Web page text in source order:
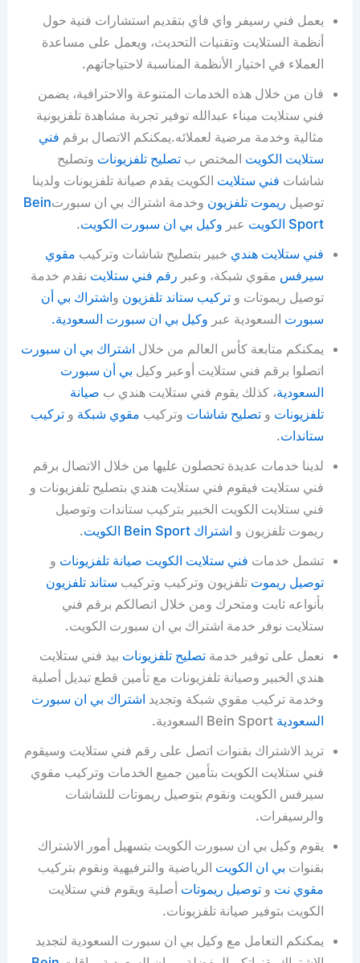
يعمل فني رسيفر واي فاي بتقديم استشارات فنية حول
أنظمة الستلايت وتقنيات التحديث، ويعمل على مساعدة
العملاء في اختيار الأنظمة المناسبة لاحتياجاتهم.
فان من خلال هذه الخدمات المتنوعة والاحترافية، يضمن
فني ستلايت ميناء عبدالله توفير تجربة مشاهدة تلفزيونية
مثالية وخدمة مرضية لعملائه.يمكنكم الاتصال برقم فني
ستلايت الكويت المختص بتصليح تلفزيونات وتصليح
شاشات فني ستلايت الكويت يقدم صيانة تلفزيونات ولدينا
توصيل ريموت تلفزيون وخدمة اشتراك بي ان سبورتBein
Sport الكويت
عبر وكيل بي ان سبورت الكويت.
فني ستلايت هندي خبير بتصليح شاشات وتركيب مقوي
سيرفس مقوي شبكة، وعبر رقم فني ستلايت نقدم خدمة
توصيل ريموتات وتركيب ستاند تلفزيون واشتراك بي أن
سبورت السعودية عبر وكيل بي ان سبورت السعودية.
يمكنكم متابعة كأس العالم من خلال اشتراك بي ان سبورت
اتصلوا برقم فني ستلايت أوعبر وكيل بي أن سبورت
السعودية، كذلك يقوم فني ستلايت هندي ب صيانة
تلفزيونات وتصليح شاشات وتركيب مقوي شبكة وتركيب
ستاندات.
لدينا خدمات عديدة تحصلون عليها من خلال الاتصال برقم
فني ستلايت فيقوم فني ستلايت هندي بتصليح تلفزيونات و
فني ستلايت الكويت الخبير بتركيب ستاندات وتوصيل
ريموت تلفزيون و اشتراك Bein Sport الكويت
.
تشمل خدمات فني ستلايت الكويت صيانة تلفزيونات و
توصيل ريموت تلفزيون وتركيب وتركيب ستاند تلفزيون
بأنواعه ثابت ومتحرك ومن خلال اتصالكم برقم فني
ستلايت نوفر خدمة اشتراك بي ان سبورت الكويت.
نعمل على توفير خدمةتصليح تلفزيونات بيد فني ستلايت
هندي الخبير وصيانة تلفزيونات مع تأمين قطع تبديل أصلية
وخدمة تركيب مقوي شبكة وتجديد اشتراك بي ان سبورت
السعودية Bein Sport السعودية.
تريد الاشتراك بقنوات اتصل على رقم فني ستلايت وسيقوم
فني ستلايت الكويت بتأمين جميع الخدمات وتركيب مقوي
سيرفس الكويت ونقوم بتوصيل ريموتات للشاشات
والرسيفرات.
يقوم وكيل بي ان سبورت الكويت بتسهيل أمور الاشتراك
بقنوات بي ان الكويت الرياضية والترفيهية ونقوم بتركيب
مقوي نت وتوصيل ريموتات أصلية ويقوم فني ستلايت
الكويت بتوفير صيانة تلفزيونات.
يمكنكم التعامل مع وكيل بي ان سبورت السعودية لتجديد